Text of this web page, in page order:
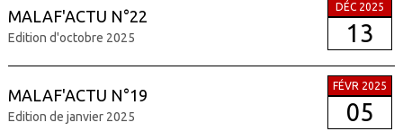
MALAF'ACTU N°22
Edition d'octobre 2025
DÉC 2025
13
MALAF'ACTU N°19
Edition de janvier 2025
FÉVR 2025
05